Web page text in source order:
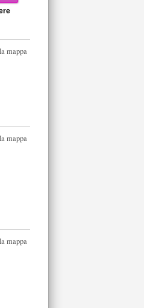
mappa
mappa
mappa